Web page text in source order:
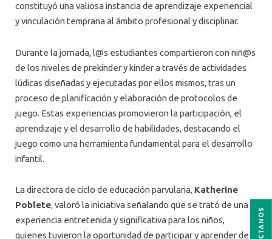
constituyó una valiosa instancia de aprendizaje experiencial
y vinculación temprana al ámbito profesional y disciplinar.
Durante la jornada, l@s estudiantes compartieron con niñ@s
de los niveles de prekínder y kínder a través de actividades
lúdicas diseñadas y ejecutadas por ellos mismos, tras un
proceso de planificación y elaboración de protocolos de
juego. Estas experiencias promovieron la participación, el
aprendizaje y el desarrollo de habilidades, destacando el
juego como una herramienta fundamental para el desarrollo
infantil.
La directora de ciclo de educación parvularia, Katherine
Poblete, valoró la iniciativa señalando que se trató de una
experiencia entretenida y significativa para los niños,
quienes tuvieron la oportunidad de participar y aprender de